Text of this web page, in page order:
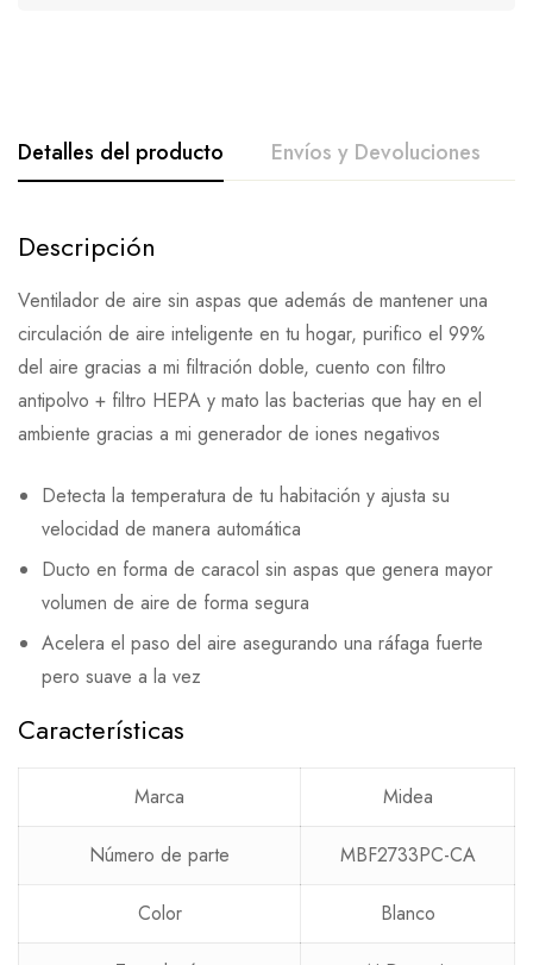
Detalles del producto Envíos y Devoluciones
Descripción
Ventilador de aire sin aspas que además de mantener una
circulación de aire inteligente en tu hogar, purifico el 99%
del aire gracias a mi filtración doble, cuento con filtro
antipolvo + filtro HEPA y mato las bacterias que hay en el
ambiente gracias a mi generador de iones negativos
Detecta la temperatura de tu habitación y ajusta su
velocidad de manera automática
Ducto en forma de caracol sin aspas que genera mayor
volumen de aire de forma segura
Acelera el paso del aire asegurando una ráfaga fuerte
pero suave a la vez
Características
Marca Midea
Número de parte MBF2733PC-CA
Color Blanco